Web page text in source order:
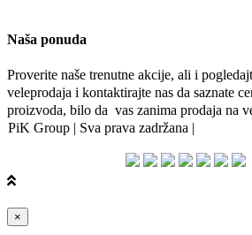
Naša ponuda
Proverite naše trenutne akcije, ali i
veleprodaja i kontaktirajte nas da saznate
proizvoda, bilo da vas zanima prodaja na
PiK Group | Sva prava zadržana |
×